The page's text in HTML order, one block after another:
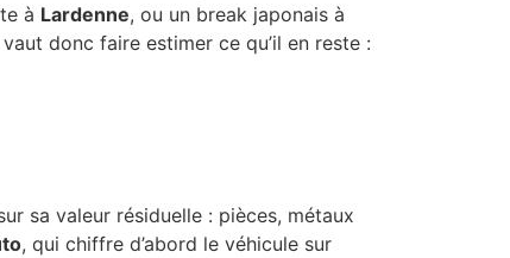
à Lardenne, ou un break japonais à
donc faire estimer ce qu’il en reste :
sa valeur résiduelle : pièces, métaux
, qui chiffre d’abord le véhicule sur